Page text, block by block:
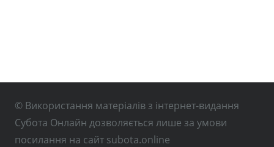
© Використання матеріалів з інтернет-видання
Субота Онлайн дозволяється лише за умови
посилання на сайт subota.online